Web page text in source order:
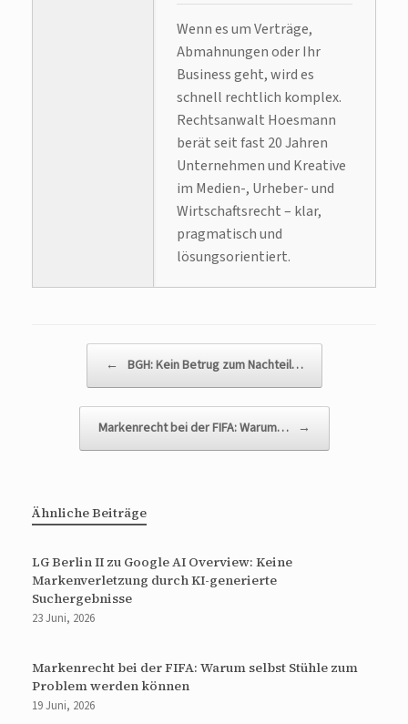
Wenn es um Verträge,
Abmahnungen oder Ihr
Business geht, wird es
schnell rechtlich komplex.
Rechtsanwalt Hoesmann
berät seit fast 20 Jahren
Unternehmen und Kreative
im Medien-, Urheber- und
Wirtschaftsrecht – klar,
pragmatisch und
lösungsorientiert.
← BGH: Kein Betrug zum Nachteil…
Markenrecht bei der FIFA: Warum… →
Ähnliche Beiträge
LG Berlin II zu Google AI Overview: Keine
Markenverletzung durch KI-generierte
Suchergebnisse
23 Juni, 2026
Markenrecht bei der FIFA: Warum selbst Stühle zum
Problem werden können
19 Juni, 2026